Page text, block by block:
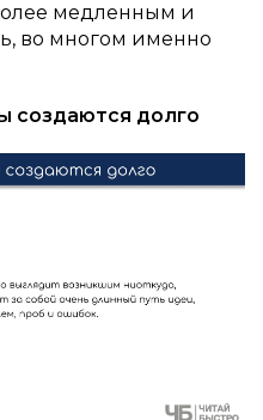
медленным и
во многом именно
создаются долго